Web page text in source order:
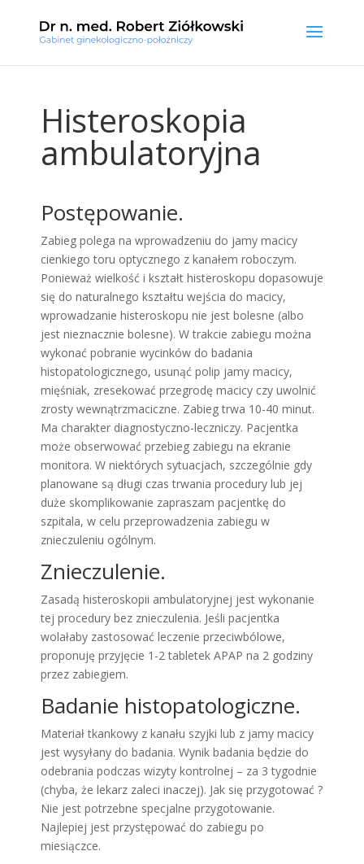
Histeroskopia
ambulatoryjna
Postępowanie.
Zabieg polega na wprowadzeniu do jamy macicy
cienkiego toru optycznego z kanałem roboczym.
Ponieważ wielkość i kształt histeroskopu dopasowuje
się do naturalnego kształtu wejścia do macicy,
wprowadzanie histeroskopu nie jest bolesne (albo
jest nieznacznie bolesne). W trakcie zabiegu można
wykonać pobranie wycinków do badania
histopatologicznego, usunąć polip jamy macicy,
mięśniak, zresekować przegrodę macicy czy uwolnić
zrosty wewnątrzmaciczne. Zabieg trwa 10-40 minut.
Ma charakter diagnostyczno-leczniczy. Pacjentka
może obserwować przebieg zabiegu na ekranie
monitora. W niektórych sytuacjach, szczególnie gdy
planowane są długi czas trwania procedury lub jej
duże skomplikowanie zapraszam pacjentkę do
szpitala, w celu przeprowadzenia zabiegu w
znieczuleniu ogólnym.
Znieczulenie.
Zasadą histeroskopii ambulatoryjnej jest wykonanie
tej procedury bez znieczulenia. Jeśli pacjentka
wolałaby zastosować leczenie przeciwbólowe,
proponuję przyjęcie 1-2 tabletek APAP na 2 godziny
przez zabiegiem.
Badanie histopatologiczne.
Materiał tkankowy z kanału szyjki lub z jamy macicy
jest wysyłany do badania. Wynik badania będzie do
odebrania podczas wizyty kontrolnej – za 3 tygodnie
(chyba, że lekarz zaleci inaczej). Jak się przygotować ?
Nie jest potrzebne specjalne przygotowanie.
Najlepiej jest przystępować do zabiegu po
miesiączce.